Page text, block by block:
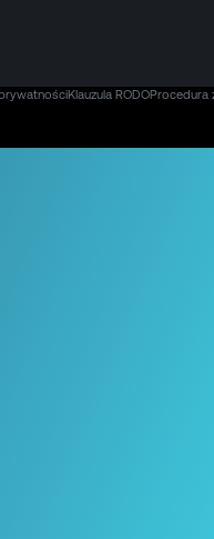
Klauzula RODOProcedura